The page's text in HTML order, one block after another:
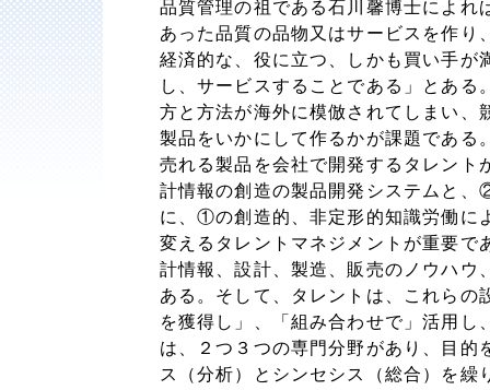
品質管理の祖である石川馨博士によれ
あった品質の品物又はサービスを作
経済的な、役に立つ、しかも買い手が
し、サービスすることである」とあ
方と方法が海外に模倣されてしまい、
製品をいかにして作るかが課題である
売れる製品を会社で開発するタレン
計情報の創造の製品開発システムと
に、①の創造的、非定形的知識労働に
変えるタレントマネジメントが重要で
計情報、設計、製造、販売のノウハウ
ある。そして、タレントは、これら
を獲得し」、「組み合わせで」活用
は、２つ３つの専門分野があり、目
ス（分析）とシンセシス（総合）を